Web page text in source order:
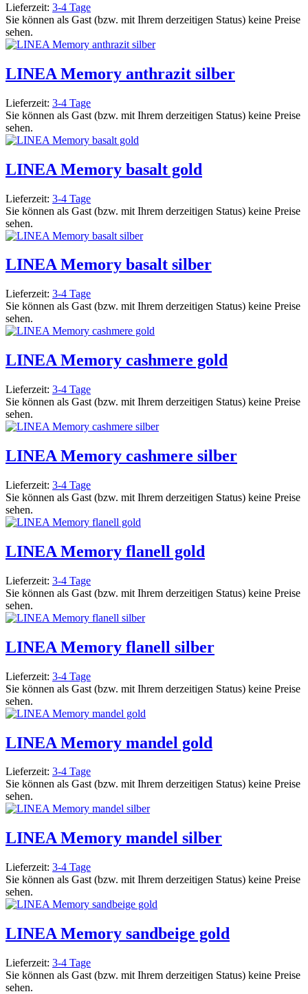
Lieferzeit: 3-4 Tage
Sie können als Gast (bzw. mit Ihrem derzeitigen Status) keine Preise
sehen.
LINEA Memory anthrazit silber
Lieferzeit: 3-4 Tage
Sie können als Gast (bzw. mit Ihrem derzeitigen Status) keine Preise
sehen.
LINEA Memory basalt gold
Lieferzeit: 3-4 Tage
Sie können als Gast (bzw. mit Ihrem derzeitigen Status) keine Preise
sehen.
LINEA Memory basalt silber
Lieferzeit: 3-4 Tage
Sie können als Gast (bzw. mit Ihrem derzeitigen Status) keine Preise
sehen.
LINEA Memory cashmere gold
Lieferzeit: 3-4 Tage
Sie können als Gast (bzw. mit Ihrem derzeitigen Status) keine Preise
sehen.
LINEA Memory cashmere silber
Lieferzeit: 3-4 Tage
Sie können als Gast (bzw. mit Ihrem derzeitigen Status) keine Preise
sehen.
LINEA Memory flanell gold
Lieferzeit: 3-4 Tage
Sie können als Gast (bzw. mit Ihrem derzeitigen Status) keine Preise
sehen.
LINEA Memory flanell silber
Lieferzeit: 3-4 Tage
Sie können als Gast (bzw. mit Ihrem derzeitigen Status) keine Preise
sehen.
LINEA Memory mandel gold
Lieferzeit: 3-4 Tage
Sie können als Gast (bzw. mit Ihrem derzeitigen Status) keine Preise
sehen.
LINEA Memory mandel silber
Lieferzeit: 3-4 Tage
Sie können als Gast (bzw. mit Ihrem derzeitigen Status) keine Preise
sehen.
LINEA Memory sandbeige gold
Lieferzeit: 3-4 Tage
Sie können als Gast (bzw. mit Ihrem derzeitigen Status) keine Preise
sehen.